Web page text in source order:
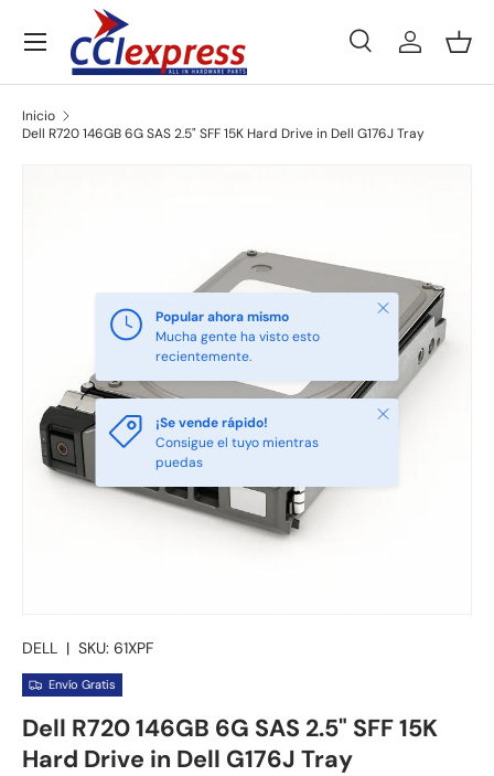
Ir al contenido
Buscar
Tipo de producto
BuscarIniciar
Menú
Inicio
Dell R720 146GB 6G SAS 2.5" SFF 15K Hard Drive in Dell G176J Tray
Popular ahora mismo
Mucha gente ha visto esto
recientemente.
Cerrar
¡Se vende rápido!
Consigue el tuyo mientras
puedas
Cerrar
DELL | SKU: 61XPF
Envío Gratis
Dell R720 146GB 6G SAS 2.5" SFF 15K
Hard Drive in Dell G176J Tray